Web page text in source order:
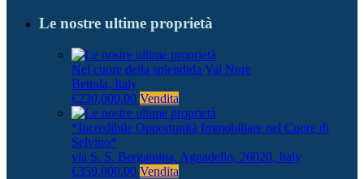
Le nostre ultime proprietà
Nel cuore della splendida Val Nure
Bettola, Italy
€230,000.00 Vendita
*Incredibile Opportunità Immobiliare nel Cuore di
Selvino*
via S. S. Bergamina, Agnadello, 26020, Italy
€359,000.00 Vendita